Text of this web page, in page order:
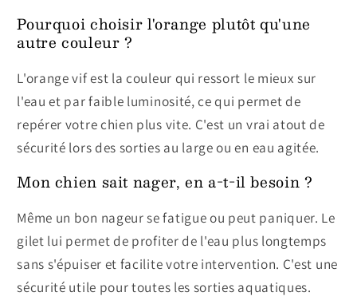
Pourquoi choisir l'orange plutôt qu'une
autre couleur ?
L'orange vif est la couleur qui ressort le mieux sur
l'eau et par faible luminosité, ce qui permet de
repérer votre chien plus vite. C'est un vrai atout de
sécurité lors des sorties au large ou en eau agitée.
Mon chien sait nager, en a-t-il besoin ?
Même un bon nageur se fatigue ou peut paniquer. Le
gilet lui permet de profiter de l'eau plus longtemps
sans s'épuiser et facilite votre intervention. C'est une
sécurité utile pour toutes les sorties aquatiques.